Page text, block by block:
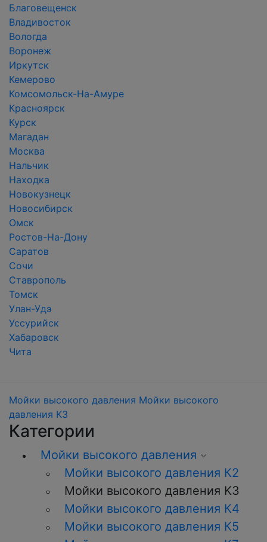
Благовещенск
Владивосток
Вологда
Воронеж
Иркутск
Кемерово
Комсомольск-На-Амуре
Красноярск
Курск
Магадан
Москва
Нальчик
Находка
Новокузнецк
Новосибирск
Омск
Ростов-На-Дону
Саратов
Сочи
Ставрополь
Томск
Улан-Удэ
Уссурийск
Хабаровск
Чита
Мойки высокого давления Мойки высокого
давления K3
Категории
Мойки высокого давления
Мойки высокого давления К2
Мойки высокого давления K3
Мойки высокого давления К4
Мойки высокого давления К5